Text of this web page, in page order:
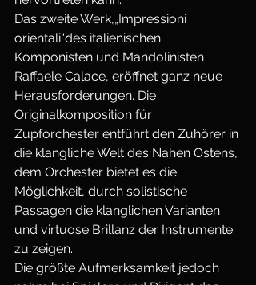
Das zweite Werk,„Impressioni
orientali“des italienischen
Komponisten und Mandolinisten
Raffaele Calace, eröffnet ganz neue
Herausforderungen. Die
Originalkomposition für
Zupforchester entführt den Zuhörer in
die klangliche Welt des Nahen Ostens,
dem Orchester bietet es die
Möglichkeit, durch solistische
Passagen die klanglichen Varianten
und virtuose Brillanz der Instrumente
zu zeigen.
Die größte Aufmerksamkeit jedoch